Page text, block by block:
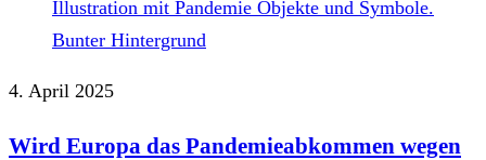
4. April 2025
Wird Europa das Pandemieabkommen wegen